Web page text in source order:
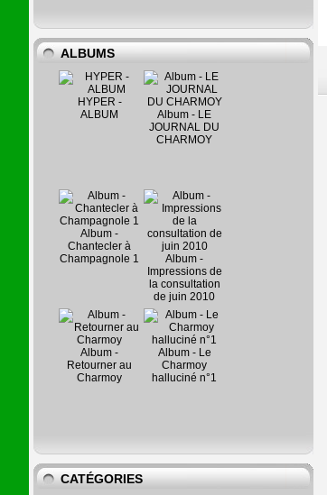
ALBUMS
HYPER -
ALBUM
Album - LE
JOURNAL DU
CHARMOY
Album -
Chantecler à
Champagnole 1
Album -
Impressions de
la consultation
de juin 2010
Album -
Retourner au
Charmoy
Album - Le
Charmoy
halluciné n°1
CATÉGORIES